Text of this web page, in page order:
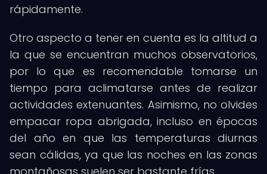
rápidamente.
Otro aspecto a tener en cuenta es la altitud a
la que se encuentran muchos observatorios,
por lo que es recomendable tomarse un
tiempo para aclimatarse antes de realizar
actividades extenuantes. Asimismo, no olvides
empacar ropa abrigada, incluso en épocas
del año en que las temperaturas diurnas
sean cálidas, ya que las noches en las zonas